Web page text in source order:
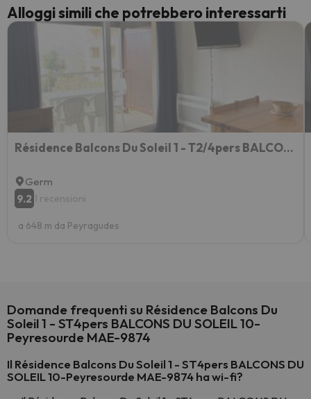
Alloggi simili che potrebbero interessarti
Résidence Balcons Du Soleil 1 - T2/4pers BALCONS DU SOLEIL 11-Peyresourde MAE-9704
Germ
9.2 1 recensioni
a 648 m da Peyragudes
Domande frequenti su Résidence Balcons Du
Soleil 1 - ST4pers BALCONS DU SOLEIL 10-
Peyresourde MAE-9874
Il Résidence Balcons Du Soleil 1 - ST4pers BALCONS DU
SOLEIL 10-Peyresourde MAE-9874 ha wi-fi?